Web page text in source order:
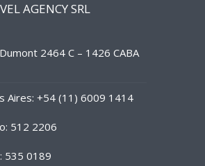
AGENCY SRL
2464 C – 1426 CABA
Aires: +54 (11) 6009 1414
512 2206
535 0189